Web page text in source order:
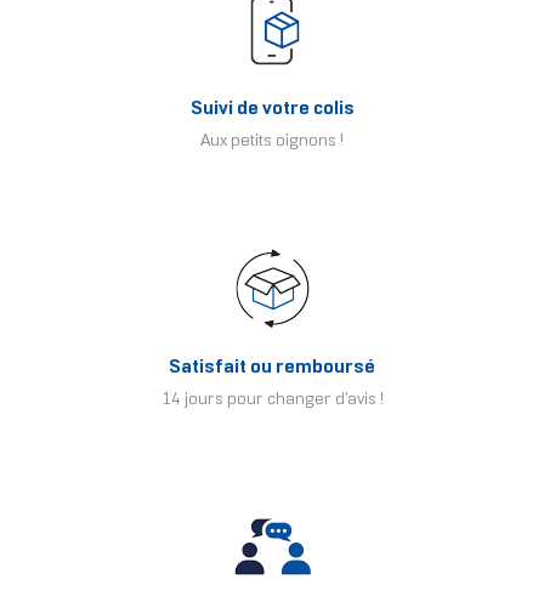
Suivi de votre colis
Aux petits oignons !
Satisfait ou remboursé
14 jours pour changer d'avis !